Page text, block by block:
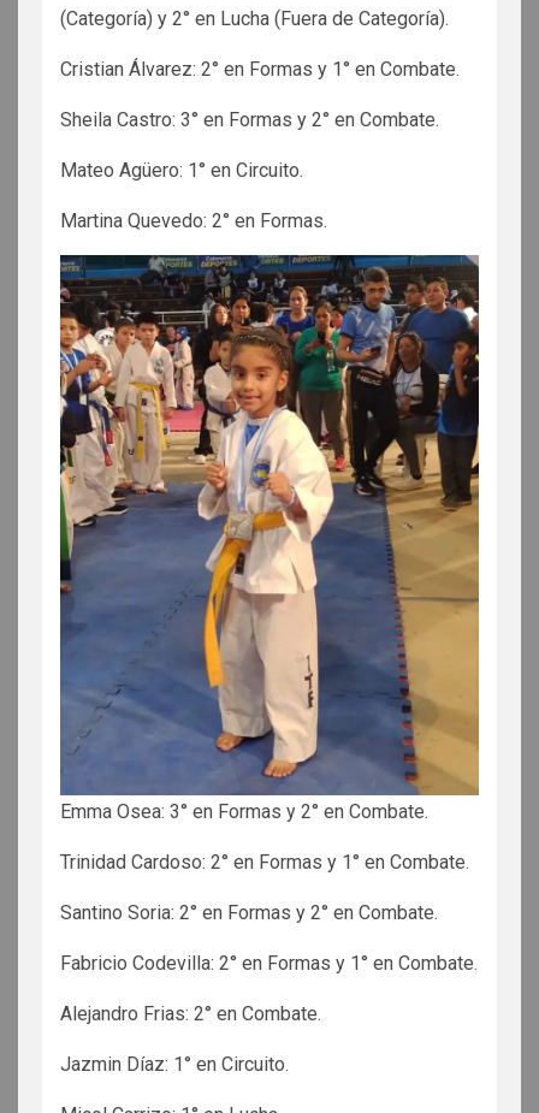
(Categoría) y 2° en Lucha (Fuera de Categoría).
Cristian Álvarez: 2° en Formas y 1° en Combate.
Sheila Castro: 3° en Formas y 2° en Combate.
Mateo Agüero: 1° en Circuito.
Martina Quevedo: 2° en Formas.
Emma Osea: 3° en Formas y 2° en Combate.
Trinidad Cardoso: 2° en Formas y 1° en Combate.
Santino Soria: 2° en Formas y 2° en Combate.
Fabricio Codevilla: 2° en Formas y 1° en Combate.
Alejandro Frias: 2° en Combate.
Jazmin Díaz: 1° en Circuito.